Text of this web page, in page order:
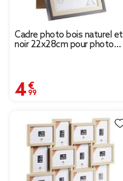
Cadre photo bois naturel et
noir 22x28cm pour photo
4,99 €